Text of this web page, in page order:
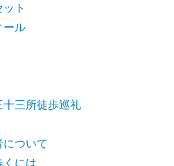
ト
ール
十三所徒歩巡礼
ついて
くには